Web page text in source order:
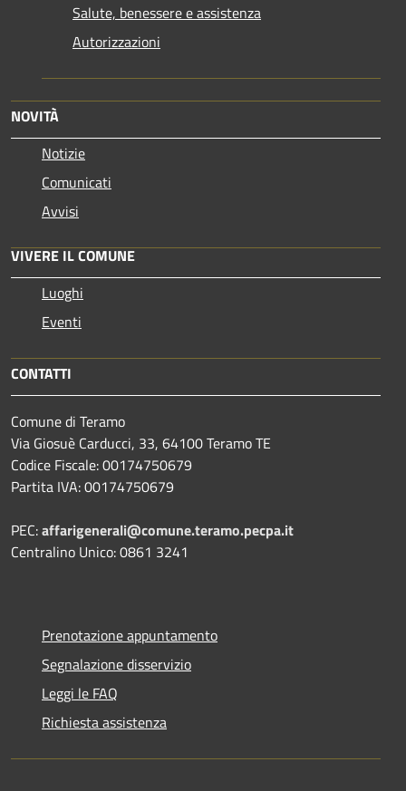
Salute, benessere e assistenza
Autorizzazioni
NOVITÀ
Notizie
Comunicati
Avvisi
VIVERE IL COMUNE
Luoghi
Eventi
CONTATTI
Comune di Teramo
Via Giosuè Carducci, 33, 64100 Teramo TE
Codice Fiscale: 00174750679
Partita IVA: 00174750679
PEC:affarigenerali@comune.teramo.pecpa.it
Centralino Unico: 0861 3241
Prenotazione appuntamento
Segnalazione disservizio
Leggi le FAQ
Richiesta assistenza